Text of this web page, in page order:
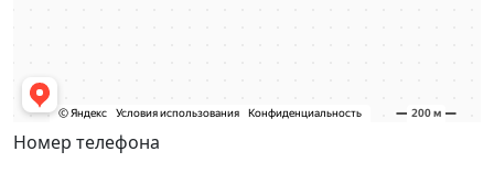
Номер телефона